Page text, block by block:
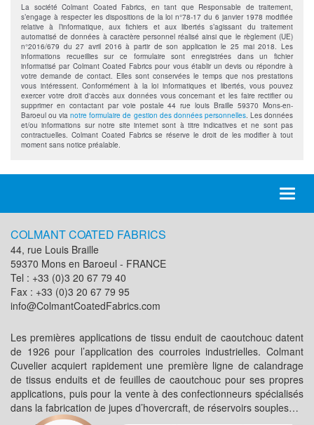
La société Colmant Coated Fabrics, en tant que Responsable de traitement,
s’engage à respecter les dispositions de la loi n°78-17 du 6 janvier 1978 modifiée
relative à l’informatique, aux fichiers et aux libertés s’agissant du traitement
automatisé de données à caractère personnel réalisé ainsi que le règlement (UE)
n°2016/679 du 27 avril 2016 à partir de son application le 25 mai 2018. Les
informations recueillies sur ce formulaire sont enregistrées dans un fichier
informatisé par Colmant Coated Fabrics pour vous établir un devis ou répondre à
votre demande de contact. Elles sont conservées le temps que nos prestations
vous intéressent. Conformément à la loi informatiques et libertés, vous pouvez
exercer votre droit d'accès aux données vous concernant et les faire rectifier ou
supprimer en contactant par voie postale 44 rue louis Braille 59370 Mons-en-
Baroeul ou vianotre formulaire de gestion des données personnelles. Les données
et/ou informations sur notre site internet sont à titre indicatives et ne sont pas
contractuelles. Colmant Coated Fabrics se réserve le droit de les modifier à tout
moment sans notice préalable.
COLMANT COATED FABRICS
44, rue Louis Braille
59370 Mons en Baroeul - FRANCE
Tel : +33 (0)3 20 67 79 40
Fax : +33 (0)3 20 67 79 95
info@ColmantCoatedFabrics.com
Les premières applications de tissu enduit de caoutchouc datent
de 1926 pour l’application des courroies industrielles. Colmant
Cuvelier acquiert rapidement une première ligne de calandrage
de tissus enduits et de feuilles de caoutchouc pour ses propres
applications, puis pour la vente à des confectionneurs spécialisés
dans la fabrication de jupes d’hovercraft, de réservoirs souples…